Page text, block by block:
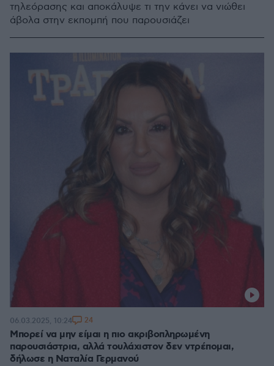
τηλεόρασης και αποκάλυψε τι την κάνει να νιώθει
άβολα στην εκπομπή που παρουσιάζει
Μπορεί να μην είμαι η πιο ακριβοπληρωμένη
παρουσιάστρια, αλλά τουλάχιστον δεν ντρέπομαι,
δήλωσε η Ναταλία Γερμανού
06.03.2025, 10:24 24